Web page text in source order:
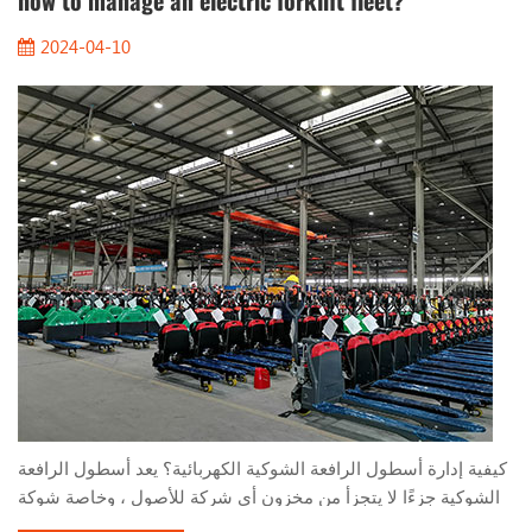
2024-04-10
كيفية إدارة أسطول الرافعة الشوكية الكهربائية؟ يعد أسطول الرافعة
الشوكية جزءًا لا يتجزأ من مخزون أي شركة للأصول ، وخاصة شوكة
الشوكة الكهربائية. يستخدمون بطاريات الحمضات الرصاصية أو